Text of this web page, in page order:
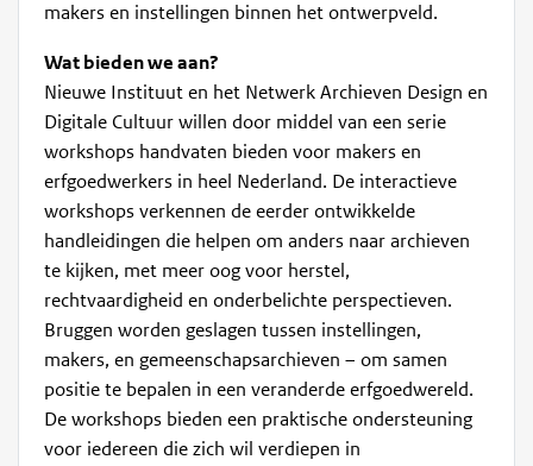
makers en instellingen binnen het ontwerpveld.
Wat bieden we aan?
Nieuwe Instituut en het Netwerk Archieven Design en
Digitale Cultuur willen door middel van een serie
workshops handvaten bieden voor makers en
erfgoedwerkers in heel Nederland. De interactieve
workshops verkennen de eerder ontwikkelde
handleidingen die helpen om anders naar archieven
te kijken, met meer oog voor herstel,
rechtvaardigheid en onderbelichte perspectieven.
Bruggen worden geslagen tussen instellingen,
makers, en gemeenschapsarchieven – om samen
positie te bepalen in een veranderde erfgoedwereld.
De workshops bieden een praktische ondersteuning
voor iedereen die zich wil verdiepen in